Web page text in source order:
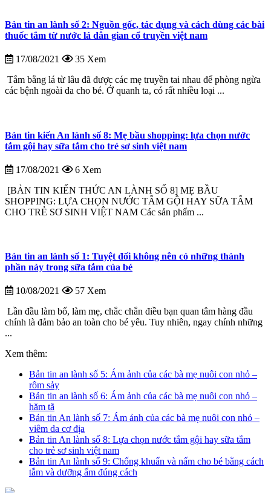
Bản tin an lành số 2: Nguồn gốc, tác dụng và cách dùng các bài
thuốc tắm từ nước lá dân gian cổ truyền việt nam
17/08/2021 35 Xem
Tắm bằng lá từ lâu đã được các mẹ truyền tai nhau để phòng ngừa
các bệnh ngoài da cho bé. Ở quanh ta, có rất nhiều loại ...
Bản tin kiến An lành số 8: Mẹ bầu shopping: lựa chọn nước
tắm gội hay sữa tắm cho trẻ sơ sinh việt nam
17/08/2021 6 Xem
[BẢN TIN KIẾN THỨC AN LÀNH SỐ 8] MẸ BẦU
SHOPPING: LỰA CHỌN NƯỚC TẮM GỘI HAY SỮA TẮM
CHO TRẺ SƠ SINH VIỆT NAM Các sản phẩm ...
Bản tin an lành số 1: Tuyệt đối không nên có những thành
phần này trong sữa tắm của bé
10/08/2021 57 Xem
Lần đầu làm bố, làm mẹ, chắc chắn điều bạn quan tâm hàng đầu
chính là đảm bảo an toàn cho bé yêu. Tuy nhiên, ngay chính những
...
Xem thêm:
Bản tin an lành số 5: Ám ảnh của các bà mẹ nuôi con nhỏ –
rôm sảy
Bản tin an lành số 6: Ám ảnh của các bà mẹ nuôi con nhỏ –
hăm tã
Bản tin An lành số 7: Ám ảnh của các bà mẹ nuôi con nhỏ –
viêm da cơ địa
Bản tin An lành số 8: Lựa chọn nước tắm gội hay sữa tắm
cho trẻ sơ sinh việt nam
Bản tin An lành số 9: Chống khuẩn và nấm cho bé bằng cách
tắm và dưỡng ẩm đúng cách